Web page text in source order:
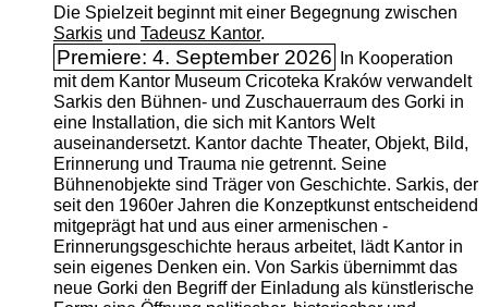
Die Spielzeit beginnt mit einer Begegnung zwischen
Sarkisund Tadeusz Kantor.
Premiere: 4. September 2026
In Kooperation
mit dem Kantor Museum Cricoteka Kraków verwandelt
Sarkis den Bühnen- und Zuschauerraum des Gorki in
eine Installation, die sich mit Kantors Welt
auseinandersetzt. Kantor dachte Theater, Objekt, Bild,
Erinnerung und Trauma nie getrennt. Seine
Bühnenobjekte sind Träger von Geschichte. Sarkis, der
seit den 1960er Jahren die Konzeptkunst entscheidend
mitgeprägt hat und aus einer armenischen ­
Erinnerungsgeschichte heraus arbeitet, lädt Kantor in
sein eigenes Denken ein. Von Sarkis übernimmt das
neue Gorki den Begriff der Einladung als künstlerische